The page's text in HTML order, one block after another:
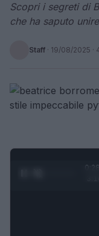
Scopri i segreti di
che ha saputo
Staff · 19/08/2025 ·